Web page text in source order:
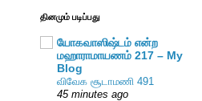
தினமும் படிப்பது
யோகவாஸிஷ்டம் என்ற
மஹாராமாயணம் 217 – My
Blog
விவேக சூடாமணி 491
45 minutes ago